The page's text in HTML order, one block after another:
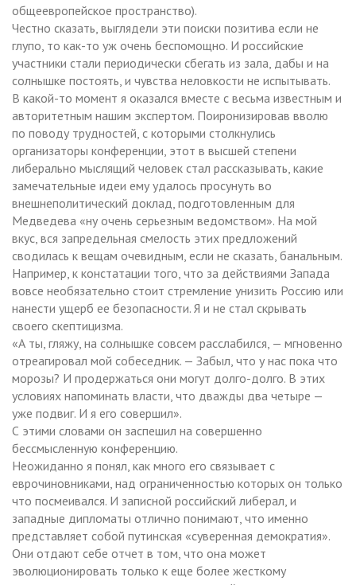
общеевропейское пространство).
Честно сказать, выглядели эти поиски позитива если не
глупо, то как-то уж очень беспомощно. И российские
участники стали периодически сбегать из зала, дабы и на
солнышке постоять, и чувства неловкости не испытывать.
В какой-то момент я оказался вместе с весьма известным и
авторитетным нашим экспертом. Поиронизировав вволю
по поводу трудностей, с которыми столкнулись
организаторы конференции, этот в высшей степени
либерально мыслящий человек стал рассказывать, какие
замечательные идеи ему удалось просунуть во
внешнеполитический доклад, подготовленным для
Медведева «ну очень серьезным ведомством». На мой
вкус, вся запредельная смелость этих предложений
сводилась к вещам очевидным, если не сказать, банальным.
Например, к констатации того, что за действиями Запада
вовсе необязательно стоит стремление унизить Россию или
нанести ущерб ее безопасности. Я и не стал скрывать
своего скептицизма.
«А ты, гляжу, на солнышке совсем расслабился, — мгновенно
отреагировал мой собеседник. — Забыл, что у нас пока что
морозы? И продержаться они могут долго-долго. В этих
условиях напоминать власти, что дважды два четыре —
уже подвиг. И я его совершил».
С этими словами он заспешил на совершенно
бессмысленную конференцию.
Неожиданно я понял, как много его связывает с
еврочиновниками, над ограниченностью которых он только
что посмеивался. И записной российский либерал, и
западные дипломаты отлично понимают, что именно
представляет собой путинская «суверенная демократия».
Они отдают себе отчет в том, что она может
эволюционировать только к еще более жесткому